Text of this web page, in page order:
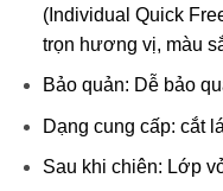
(Individual Quick
trọn hương vị, màu
Bảo quản: Dễ bảo
Dạng cung cấp: cắt
Sau khi chiên: Lớp